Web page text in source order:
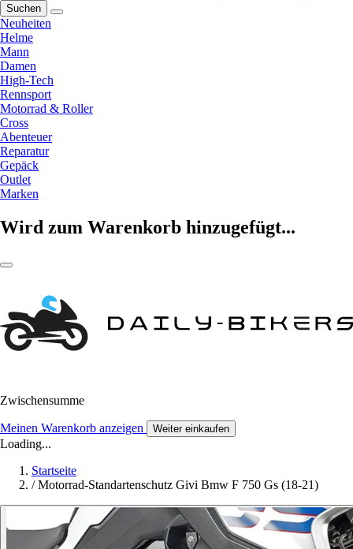
Suchen
Neuheiten
Helme
Mann
Damen
High-Tech
Rennsport
Motorrad & Roller
Cross
Abenteuer
Reparatur
Gepäck
Outlet
Marken
Wird zum Warenkorb hinzugefügt...
Zwischensumme
Meinen Warenkorb anzeigen Weiter einkaufen
Loading...
Startseite
/ Motorrad-Standartenschutz Givi Bmw F 750 Gs (18-21)